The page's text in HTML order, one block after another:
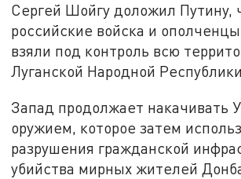
Сергей Шойгу доложил Путину,
российские войска и
взяли под контроль всю
Луганской Народной
Запад продолжает накачивать
оружием, которое затем
разрушения гражданской
убийства мирных жителей